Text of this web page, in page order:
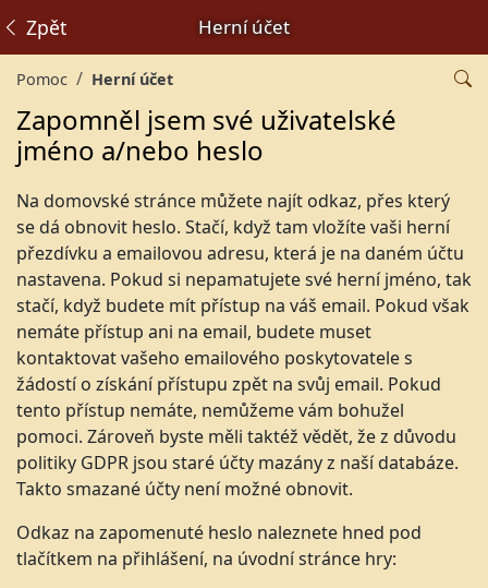
Herní účet
Zpět
Pomoc Herní účet
Zapomněl jsem své uživatelské
jméno a/nebo heslo
Na domovské stránce můžete najít odkaz, přes který
se dá obnovit heslo. Stačí, když tam vložíte vaši herní
přezdívku a emailovou adresu, která je na daném účtu
nastavena. Pokud si nepamatujete své herní jméno, tak
stačí, když budete mít přístup na váš email. Pokud však
nemáte přístup ani na email, budete muset
kontaktovat vašeho emailového poskytovatele s
žádostí o získání přístupu zpět na svůj email. Pokud
tento přístup nemáte, nemůžeme vám bohužel
pomoci. Zároveň byste měli taktéž vědět, že z důvodu
politiky GDPR jsou staré účty mazány z naší databáze.
Takto smazané účty není možné obnovit.
Odkaz na zapomenuté heslo naleznete hned pod
tlačítkem na přihlášení, na úvodní stránce hry: